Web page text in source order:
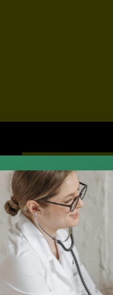
WSZ w
przepisów
› data dodania: 7